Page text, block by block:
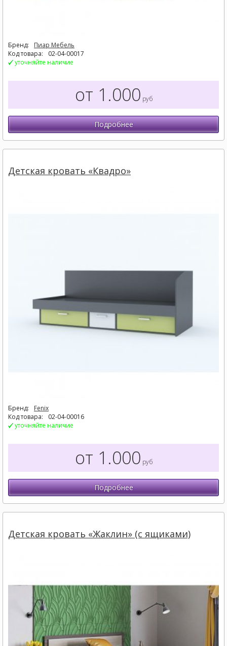
Бренд:
Пиар Мебель
Код товара:
02-04-00017
уточняйте наличие
от 1.000 руб
Подробнее
Детская кровать «Квадро»
Бренд:
Fenix
Код товара:
02-04-00016
уточняйте наличие
от 1.000 руб
Подробнее
Детская кровать «Жаклин» (с ящиками)